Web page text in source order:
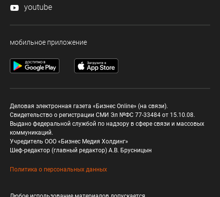
youtube
мобильное приложение
Деловая электронная газета «Бизнес Online» (на связи).
Свидетельство о регистрации СМИ Эл №ФС 77-33484 от 15.10.08.
Выдано федеральной службой по надзору в сфере связи и массовых
коммуникаций.
Учредитель ООО «Бизнес Медия Холдинг»
Шеф-редактор (главный редактор) А.В. Брусницын
Политика о персональных данных